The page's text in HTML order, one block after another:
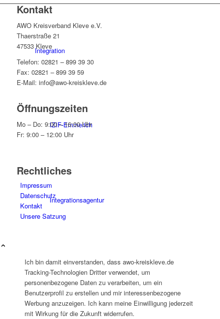
Integration
IZIF-Emmerich
Integrationsagentur
Integrationsbeauftragter
Kontakt
AWO Kreisverband Kleve e.V.
Thaerstraße 21
47533 Kleve
Telefon: 02821 – 899 39 30
Fax: 02821 – 899 39 59
E-Mail: info@awo-kreiskleve.de
Öffnungszeiten
Mo – Do: 9:00 – 16:00 Uhr
Fr: 9:00 – 12:00 Uhr
Rechtliches
Impressum
Datenschutz
Kontakt
Unsere Satzung
Ich bin damit einverstanden, dass awo-kreiskleve.de
Tracking-Technologien Dritter verwendet, um
personenbezogene Daten zu verarbeiten, um ein
Benutzerprofil zu erstellen und mir interessenbezogene
Werbung anzuzeigen. Ich kann meine Einwilligung jederzeit
mit Wirkung für die Zukunft widerrufen.